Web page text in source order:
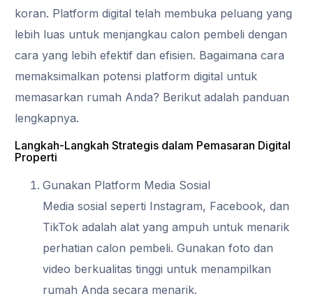
koran. Platform digital telah membuka peluang yang
lebih luas untuk menjangkau calon pembeli dengan
cara yang lebih efektif dan efisien. Bagaimana cara
memaksimalkan potensi platform digital untuk
memasarkan rumah Anda? Berikut adalah panduan
lengkapnya.
Langkah-Langkah Strategis dalam Pemasaran Digital
Properti
Gunakan Platform Media Sosial
Media sosial seperti Instagram, Facebook, dan
TikTok adalah alat yang ampuh untuk menarik
perhatian calon pembeli. Gunakan foto dan
video berkualitas tinggi untuk menampilkan
rumah Anda secara menarik.